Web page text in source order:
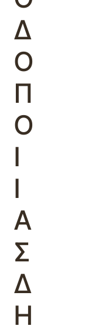
Δ
Ο
Π
Ο
Ι
Ι
Α
Σ
Δ
Η